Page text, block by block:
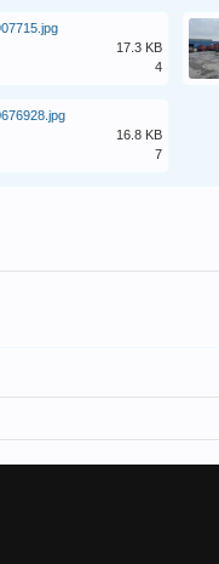
17.3 KB
4
16.8 KB
7